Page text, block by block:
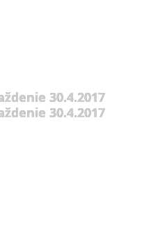
30.4.2017
30.4.2017